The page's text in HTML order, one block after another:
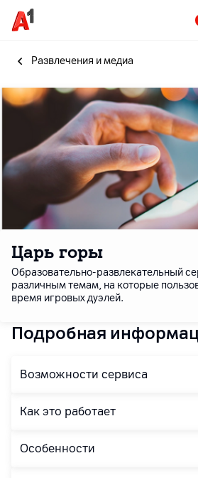
Развлечения и медиа
Царь горы
Образовательно-развлекательный
различным темам, на которые
время игровых дуэлей.
Подробная
Возможности сервиса
Как это работает
Особенности